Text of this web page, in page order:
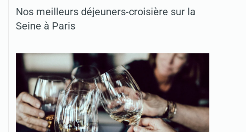
Nos meilleurs déjeuners-croisière sur la
Seine à Paris